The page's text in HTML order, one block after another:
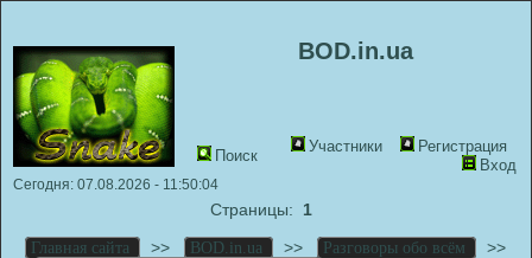
BOD.in.ua
Поиск
Участники
Регистрация
Вход
Сегодня: 07.08.2026 - 11:50:04
Страницы: 1
Главная сайта >> BOD.in.ua >> Разговоры обо всём >>